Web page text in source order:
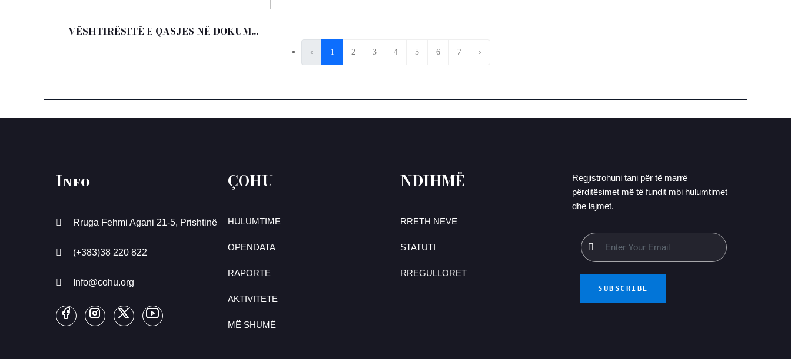
VËSHTIRËSITË E QASJES NË DOKUM...
‹ 1 2 3 4 5 6 7 ›
Info
Rruga Fehmi Agani 21-5, Prishtinë
(+383)38 220 822
Info@cohu.org
ÇOHU
HULUMTIME
OPENDATA
RAPORTE
AKTIVITETE
MË SHUMË
NDIHMË
RRETH NEVE
STATUTI
RREGULLORET
Regjistrohuni tani për të marrë
përditësimet më të fundit mbi hulumtimet
dhe lajmet.
SUBSCRIBE